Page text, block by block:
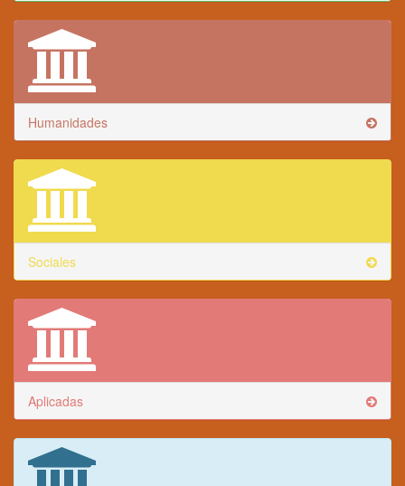
Humanidades
Sociales
Aplicadas